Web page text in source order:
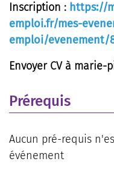
Inscription : https://
emploi.fr/mes-
emploi/evenement/
Envoyer CV à
Prérequis
Aucun pré-requis
événement